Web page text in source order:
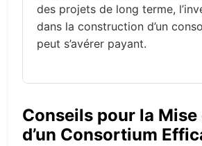
des projets de long terme,
dans la construction d’un
peut s’avérer payant.
Conseils pour la Mise
d’un Consortium